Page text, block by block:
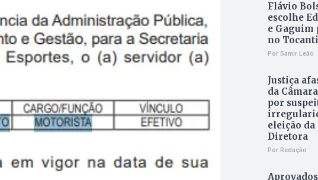
Flávio
escolhe
e Gaguim
no
Por Samir Leão
Justiça
da
por
eleição da
Diretora
Por Redação